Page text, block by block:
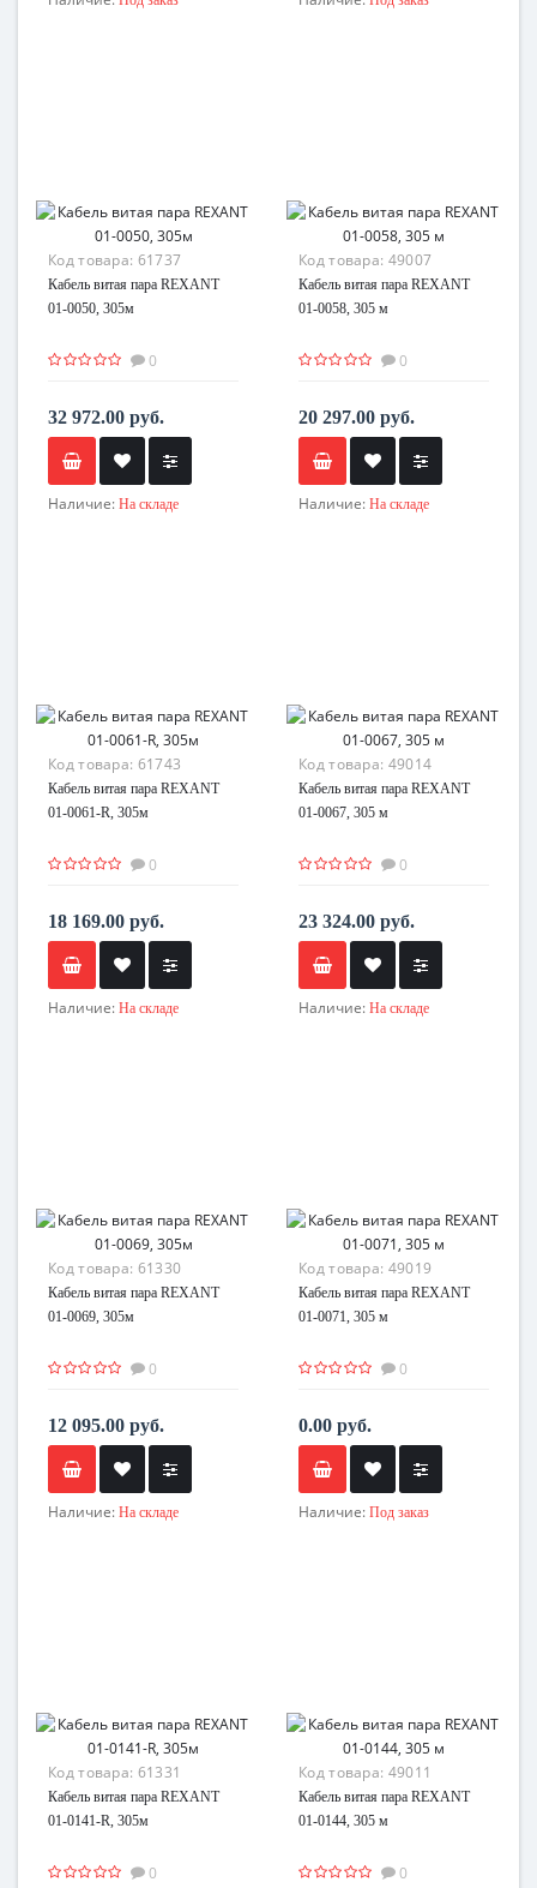
Код товара: 61737
Кабель витая пара REXANT
01-0050, 305м
0
32 972.00 руб.
Наличие: На складе
Код товара: 49007
Кабель витая пара REXANT
01-0058, 305 м
0
20 297.00 руб.
Наличие: На складе
Код товара: 61743
Кабель витая пара REXANT
01-0061-R, 305м
0
18 169.00 руб.
Наличие: На складе
Код товара: 49014
Кабель витая пара REXANT
01-0067, 305 м
0
23 324.00 руб.
Наличие: На складе
Код товара: 61330
Кабель витая пара REXANT
01-0069, 305м
0
12 095.00 руб.
Наличие: На складе
Код товара: 49019
Кабель витая пара REXANT
01-0071, 305 м
0
0.00 руб.
Наличие: Под заказ
Код товара: 61331
Кабель витая пара REXANT
01-0141-R, 305м
0
Код товара: 49011
Кабель витая пара REXANT
01-0144, 305 м
0